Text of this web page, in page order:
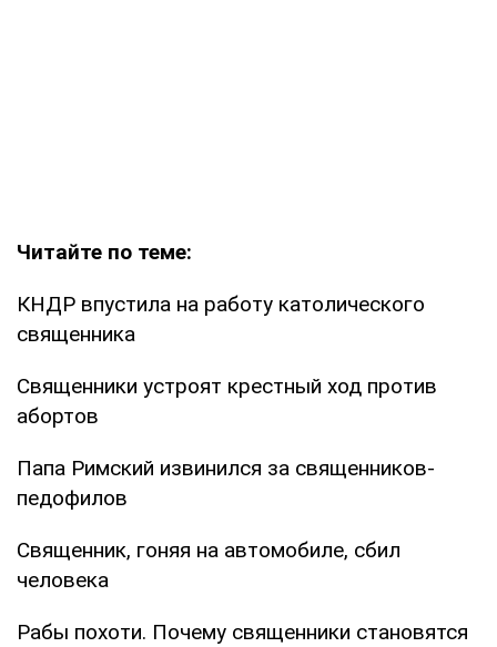
Читайте по теме:
КНДР впустила на работу католического
священника
Священники устроят крестный ход против
абортов
Папа Римский извинился за священников-
педофилов
Священник, гоняя на автомобиле, сбил
человека
Рабы похоти. Почему священники становятся